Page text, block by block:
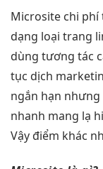
Microsite chi phí
dạng loại trang
dùng tương tác
tục dịch
ngắn hạn nhưng
nhanh mang lạ
Vậy điểm khác